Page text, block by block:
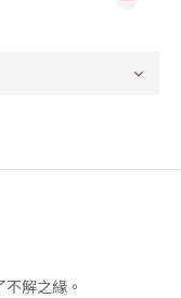
解之緣。